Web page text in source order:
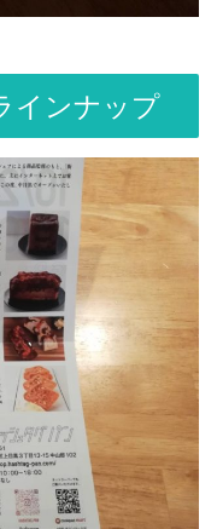
インナップ